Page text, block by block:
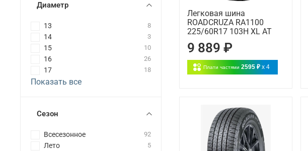
Легковая шина
ROADCRUZA RA1100
225/60R17 103H XL AT
9 889 ₽
Плати частями 2595 ₽ x 4
Диаметр
13 8
14 3
15 10
16 26
17 18
Показать все
Сезон
Всесезонное 92
Лето 5